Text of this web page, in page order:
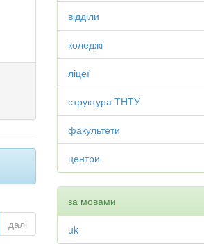
далі
відділи
коледжі
ліцеї
структура ТНТУ
факультети
центри
за мовами
uk